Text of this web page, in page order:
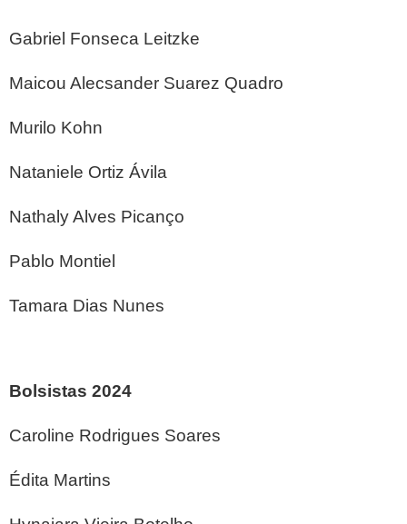
Gabriel Fonseca Leitzke
Maicou Alecsander Suarez Quadro
Murilo Kohn
Nataniele Ortiz Ávila
Nathaly Alves Picanço
Pablo Montiel
Tamara Dias Nunes
Bolsistas 2024
Caroline Rodrigues Soares
Édita Martins